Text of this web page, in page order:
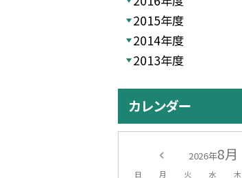
2015年度
2014年度
2013年度
カレンダー
2026年8月
日 月 火 水 木